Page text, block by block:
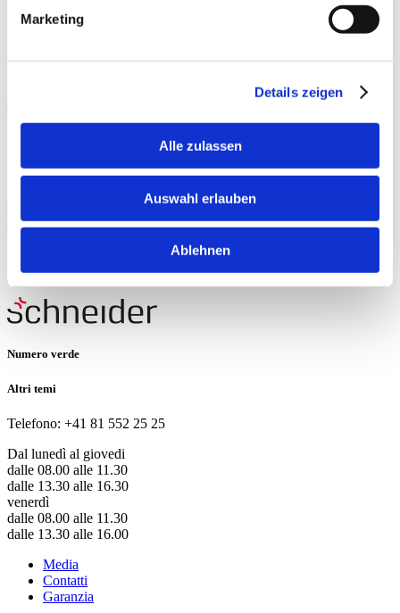
Marketing
Details zeigen
Alle zulassen
Auswahl erlauben
Ablehnen
Questa newsletter viene inviata sporadicamente. Vale a dire ogni
suo interesse.
Protezione dei dati
Apponendo una crocetta acconsentite all’utilizzo dei vostri dati
Informativa sullaprotezione dei datipersonali.
Iscrivetevi
Questo sito è protetto da reCAPTCHA e si applicano le
Informazioni sulla privacydi Google eTermini di servizio.
Numero verde
Altri temi
Telefono: +41 81 552 25 25
Dal lunedì al giovedi
dalle 08.00 alle 11.30
dalle 13.30 alle 16.30
venerdì
dalle 08.00 alle 11.30
dalle 13.30 alle 16.00
Media
Contatti
Garanzia